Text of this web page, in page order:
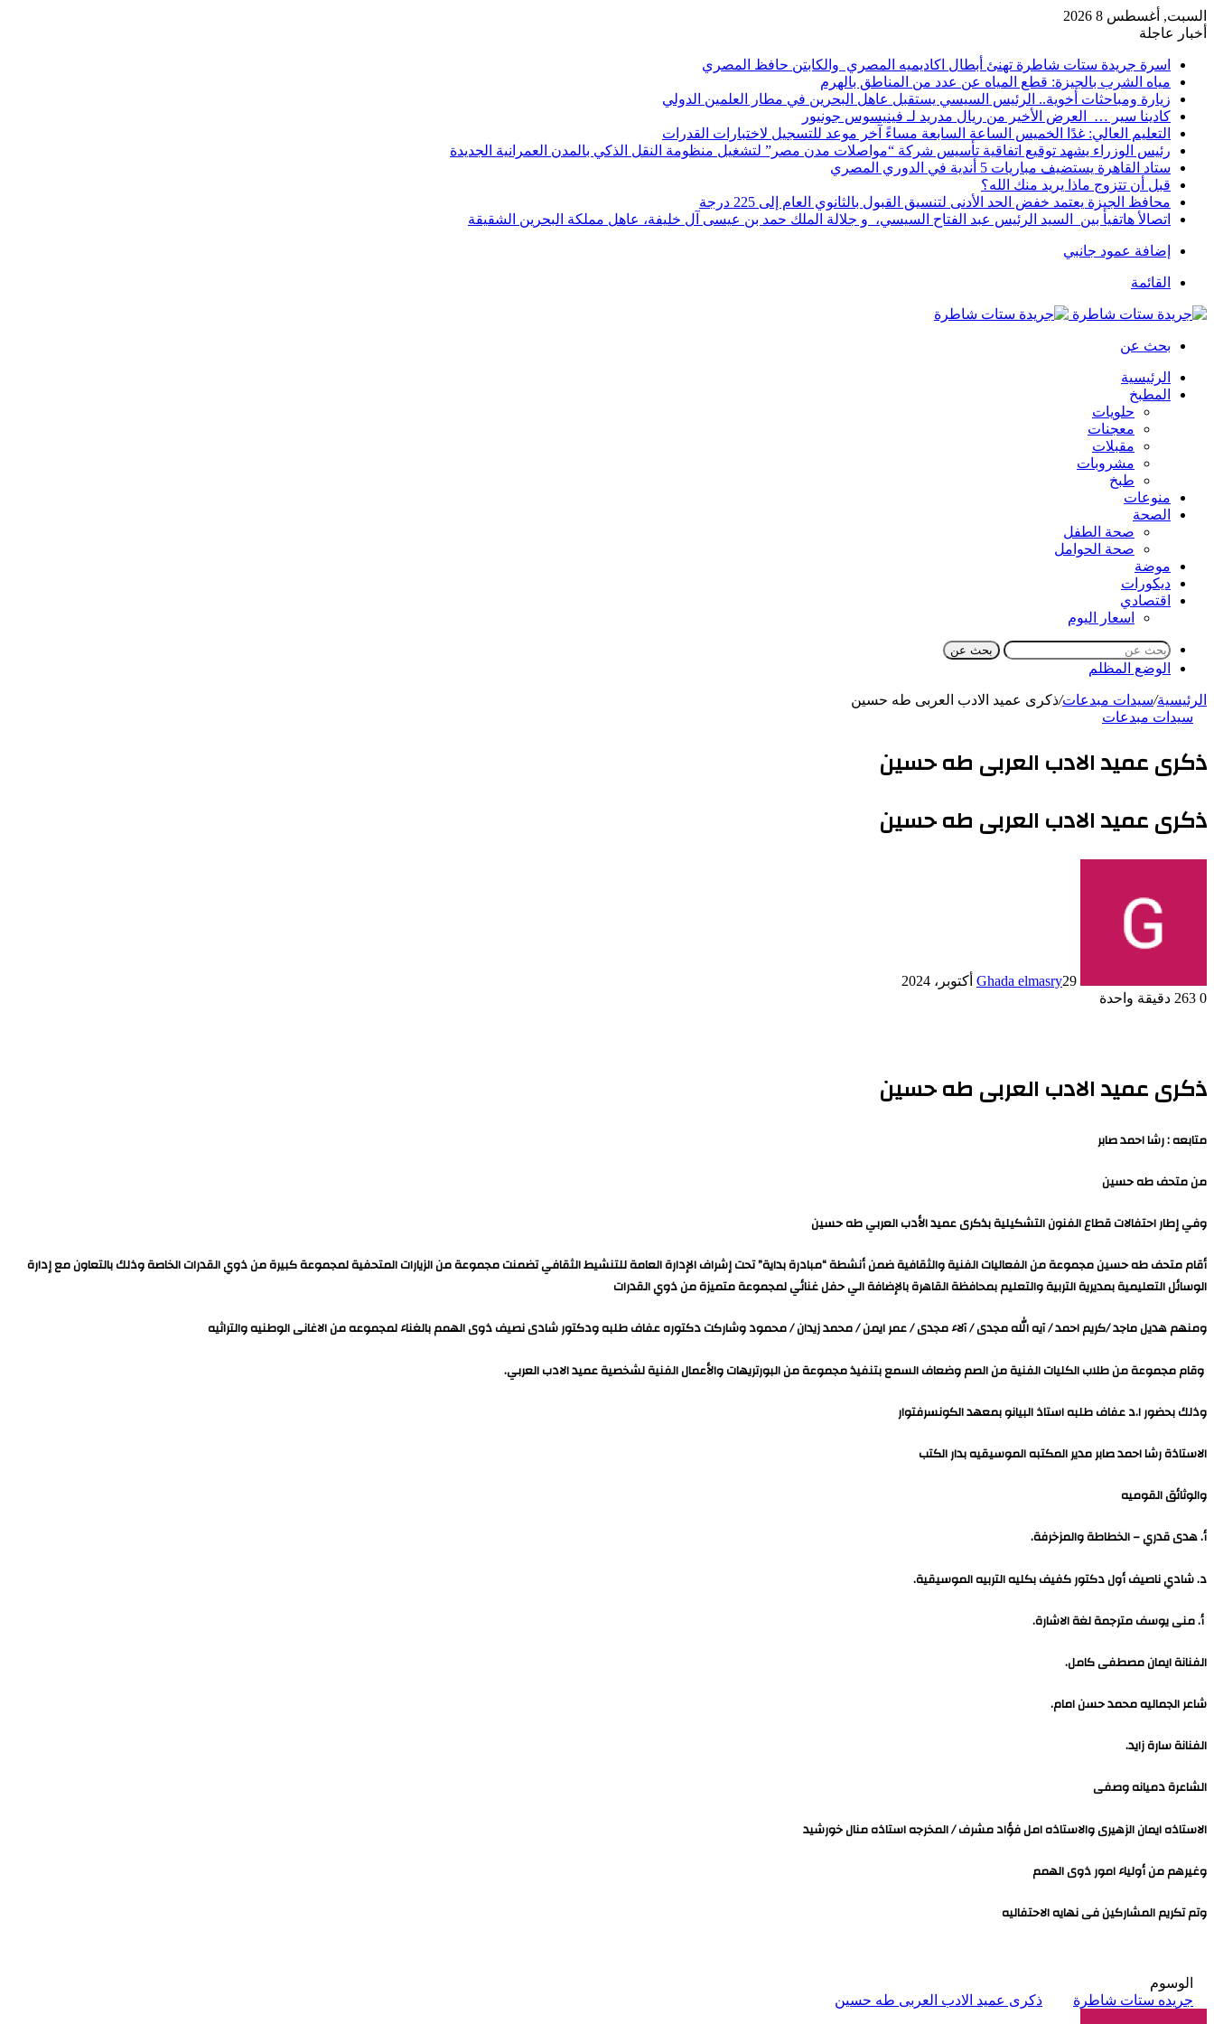
السبت, أغسطس 8 2026
أخبار عاجلة
اسرة جريدة ستات شاطرة تهنئ أبطال اكاديميه المصري والكابتن حافظ المصري
مياه الشرب بالجيزة: قطع المياه عن عدد من المناطق بالهرم
زيارة ومباحثات أخوية.. الرئيس السيسي يستقبل عاهل البحرين في مطار العلمين الدولي
كادينا سير … العرض الأخير من ريال مدريد لـ فينيسوس جونيور
التعليم العالي: غدًا الخميس الساعة السابعة مساءً آخر موعد للتسجيل لاختبارات القدرات
رئيس الوزراء يشهد توقيع اتفاقية تأسيس شركة “مواصلات مدن مصر” لتشغيل منظومة النقل الذكي بالمدن العمرانية الجديدة
ستاد القاهرة يستضيف مباريات 5 أندية في الدوري المصري
قبل أن تتزوج ماذا يريد منك الله؟
محافظ الجيزة يعتمد خفض الحد الأدنى لتنسيق القبول بالثانوي العام إلى 225 درجة
اتصالأ هاتفيأ بين السيد الرئيس عبد الفتاح السيسي، و جلالة الملك حمد بن عيسى آل خليفة، عاهل مملكة البحرين الشقيقة
إضافة عمود جانبي
القائمة
بحث عن
الرئيسية
المطبخ
حلويات
معجنات
مقبلات
مشروبات
طبخ
منوعات
الصحة
صحة الطفل
صحة الحوامل
موضة
ديكورات
اقتصادي
اسعار اليوم
بحث عن
الوضع المظلم
الرئيسية/سيدات مبدعات/ذكرى عميد الادب العربى طه حسين
سيدات مبدعات
ذكرى عميد الادب العربى طه حسين
ذكرى عميد الادب العربى طه حسين
Ghada elmasry29 أكتوبر، 2024
0
دقيقة واحدة
ذكرى عميد الادب العربى طه حسين
متابعه : رشا احمد صابر
من متحف طه حسين
وفي إطار احتفالات قطاع الفنون التشكيلية بذكرى عميد الأدب العربي طه حسين
أقام متحف طه حسين مجموعة من الفعاليات الفنية والثقافية ضمن أنشطة “مبادرة بداية” تحت إشراف الإدارة العامة للتنشيط الثقافي تضمنت مجموعة من الزيارات المتحفية لمجموعة كبيرة من ذوي القدرات الخاصة وذلك بالتعاون مع إدارة
الوسائل التعليمية بمديرية التربية والتعليم بمحافظة القاهرة بالإضافة الي حفل غنائي لمجموعة متميزة من ذوي القدرات
ومنهم هديل ماجد /كريم احمد / آيه الله مجدى / آلاء مجدى / عمر ايمن / محمد زيدان / محمود وشاركت دكتوره عفاف طلبه ودكتور شادى نصيف ذوى الهمم بالغناء لمجموعه من الاغانى الوطنيه والتراثيه
وقام مجموعة من طلاب الكليات الفنية من الصم وضعاف السمع بتنفيذ مجموعة من البورتريهات والأعمال الفنية لشخصية عميد الادب العربي.
وذلك بحضور ا.د عفاف طلبه استاذ البيانو بمعهد الكونسرفتوار
الاستاذة رشا احمد صابر مدير المكتبه الموسيقيه بدار الكتب
والوثائق القوميه
أ. هدى قدري – الخطاطة والمزخرفة.
د. شادي ناصيف أول دكتور كفيف بكليه التربيه الموسيقية.
أ. منى يوسف مترجمة لغة الاشارة.
الفنانة ايمان مصطفى كامل.
شاعر الجماليه محمد حسن امام.
الفنانة سارة زايد.
الشاعرة دميانه وصفى
الاستاذه ايمان الزهيرى والاستاذه امل فؤاد مشرف / المخرجه استاذه منال خورشيد
وغيرهم من أولياء امور ذوى الهمم
وتم تكريم المشاركين فى نهايه الاحتفاليه
الوسوم
جريده ستات شاطرة
ذكرى عميد الادب العربى طه حسين